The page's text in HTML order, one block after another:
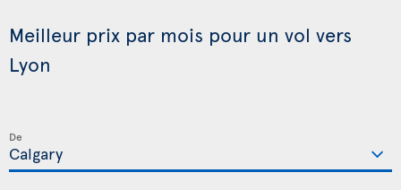
Meilleur prix par mois pour un vol vers
Lyon
De